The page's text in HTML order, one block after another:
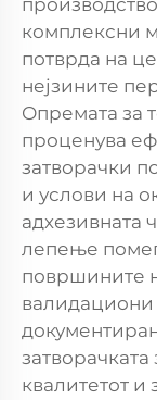
комплексни
потврда на
нејзините
Опремата за
проценува
затворачки
и услови на
адхезивната
лепење
површините
валидациони
квалитетот и